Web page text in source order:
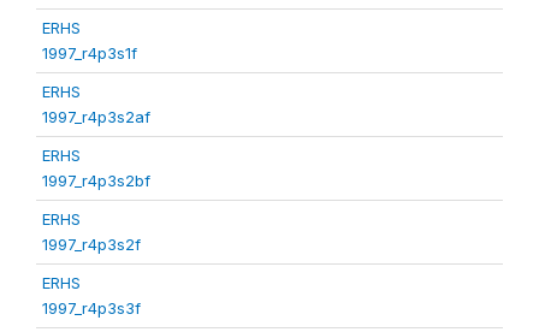
ERHS
1997_r4p3s1f
ERHS
1997_r4p3s2af
ERHS
1997_r4p3s2bf
ERHS
1997_r4p3s2f
ERHS
1997_r4p3s3f